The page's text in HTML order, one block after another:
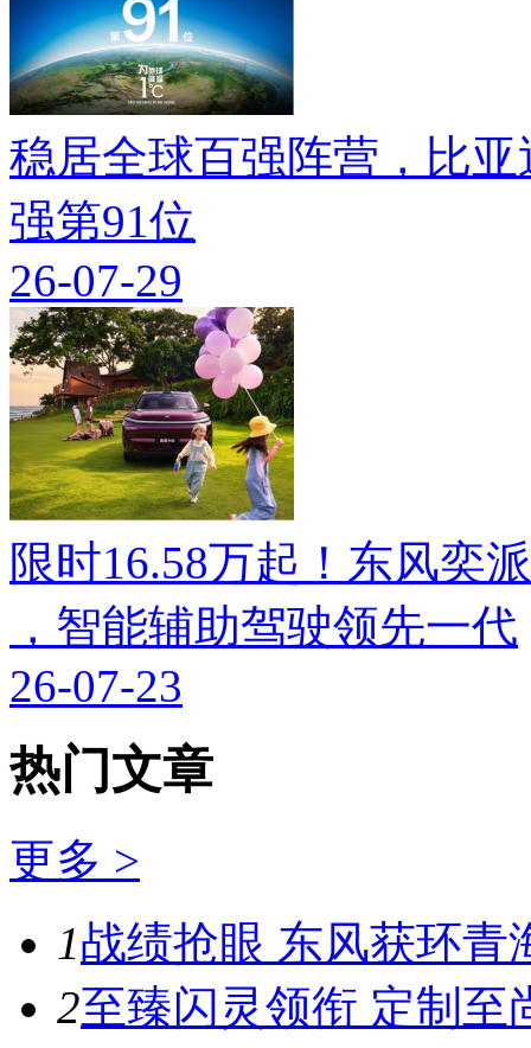
稳居全球百强阵营，比
强第91位
26-07-29
限时16.58万起！东风奕
，智能辅助驾驶领先一代
26-07-23
热门文章
更多 >
1战绩抢眼 东风获环青
2至臻闪灵领衔 定制至